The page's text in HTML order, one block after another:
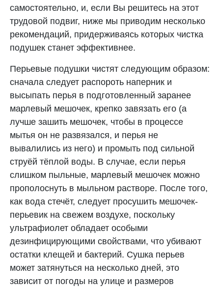
самостоятельно, и, если Вы решитесь на этот
трудовой подвиг, ниже мы приводим несколько
рекомендаций, придерживаясь которых чистка
подушек станет эффективнее.
Перьевые подушки чистят следующим образом:
сначала следует распороть наперник и
высыпать перья в подготовленный заранее
марлевый мешочек, крепко завязать его (а
лучше зашить мешочек, чтобы в процессе
мытья он не развязался, и перья не
вывалились из него) и промыть под сильной
струёй тёплой воды. В случае, если перья
слишком пыльные, марлевый мешочек можно
прополоснуть в мыльном растворе. После того,
как вода стечёт, следует просушить мешочек-
перьевик на свежем воздухе, поскольку
ультрафиолет обладает особыми
дезинфицирующими свойствами, что убивают
остатки клещей и бактерий. Сушка перьев
может затянуться на несколько дней, это
зависит от погоды на улице и размеров